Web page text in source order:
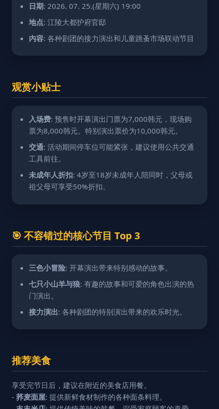
日期: 2026. 07. 25.(星期六) 19:00
地点: 江陵大都护府官邸
内容: 各种剧团的接力演出和儿童跳蚤市场联动节目
观赏小贴士
入场费: 预售时开幕演出门票为7,000韩元，现场购
票为8,000韩元。特别演出票价为10,000韩元。
交通: 活动期间停车位可能紧张，建议使用公共交通
工具前往。
未成年人折扣: 4岁至18岁未成年人陪同时，父母或
祖父母可享受50%折扣。
🎯 不容错过的核心节目 Top 3
三色小冒险: 开幕演出带来特别感动的故事。
七只小山羊与狼: 有趣的故事和可爱的角色出演的热
门演出。
接力演出: 各种剧团的特别演出带来的欢乐时光。
推荐美食
享受完节日后，建议在附近的美食店用餐。
- 荞麦面屋: 提供新鲜食材制作的各种面条料理。